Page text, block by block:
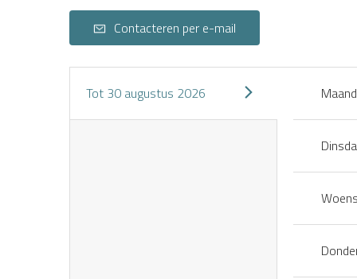
Contacteren per e-mail
Tot 30 augustus 2026